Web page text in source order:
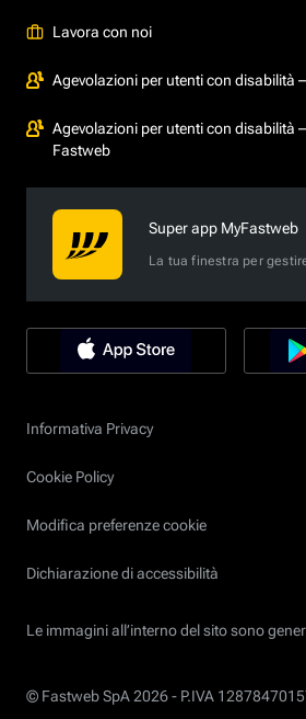
Lavora con noi
Agevolazioni per utenti con disabilità
Agevolazioni per utenti con disabilità
Fastweb
Super app MyFastweb
La tua finestra per
Informativa Privacy
Cookie Policy
Modifica preferenze cookie
Dichiarazione di accessibilità
Le immagini all’interno del sito sono
© Fastweb SpA 2026 - P.IVA